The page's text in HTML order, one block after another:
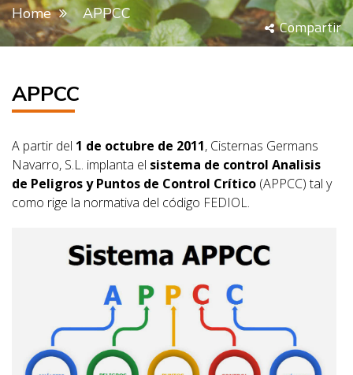
Home APPCC
Compartir
APPCC
A partir del 1 de octubre de 2011, Cisternas Germans
Navarro, S.L. implanta el sistema de control Analisis
de Peligros y Puntos de Control Crítico (APPCC) tal y
como rige la normativa del código FEDIOL.